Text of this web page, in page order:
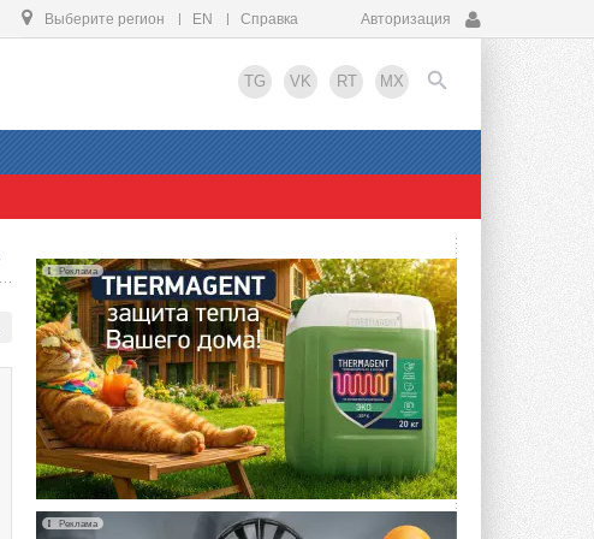
Выберите регион EN Справка Авторизация
TG VK RT MX
EN
Реклама
Реклама